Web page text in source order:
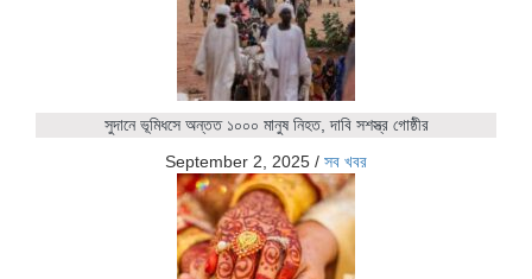
সুদানে ভূমিধসে অন্তত ১০০০ মানুষ নিহত, দাবি সশস্ত্র গোষ্ঠীর
September 2, 2025 / সব খবর